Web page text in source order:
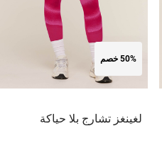
50% خصم
لغينغز تشارج بلا حياكة